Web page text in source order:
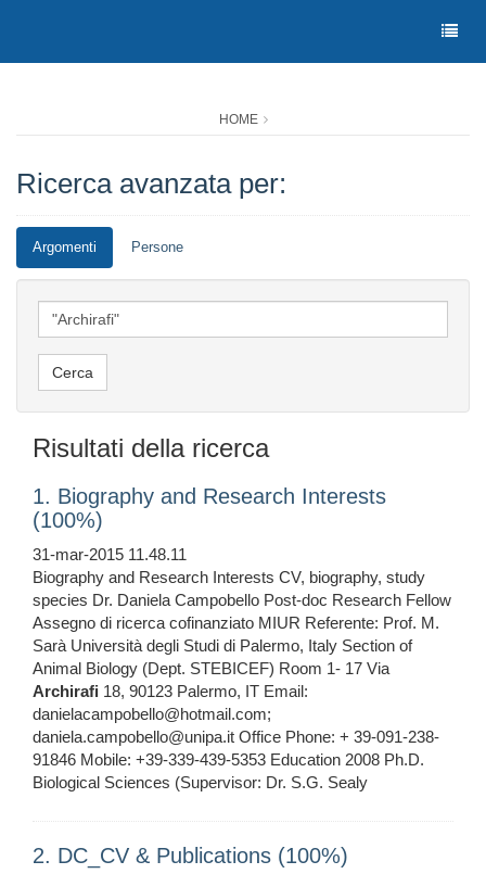
HOME
Ricerca avanzata per:
Argomenti Persone
Risultati della ricerca
1. Biography and Research Interests
(100%)
31-mar-2015 11.48.11
Biography and Research Interests CV, biography, study
species Dr. Daniela Campobello Post-doc Research Fellow
Assegno di ricerca cofinanziato MIUR Referente: Prof. M.
Sarà Università degli Studi di Palermo, Italy Section of
Animal Biology (Dept. STEBICEF) Room 1- 17 Via
Archirafi 18, 90123 Palermo, IT Email:
danielacampobello@hotmail.com;
daniela.campobello@unipa.it Office Phone: + 39-091-238-
91846 Mobile: +39-339-439-5353 Education 2008 Ph.D.
Biological Sciences (Supervisor: Dr. S.G. Sealy
2. DC_CV & Publications (100%)